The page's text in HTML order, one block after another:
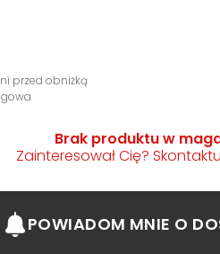
przed obniżką
Brak produktu w
Zainteresował Cię?
POWIADOM MNIE O